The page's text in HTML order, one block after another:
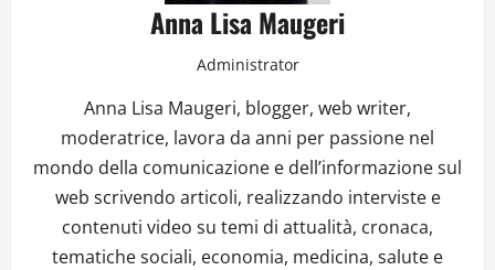
Anna Lisa Maugeri
Administrator
Anna Lisa Maugeri, blogger, web writer,
moderatrice, lavora da anni per passione nel
mondo della comunicazione e dell’informazione sul
web scrivendo articoli, realizzando interviste e
contenuti video su temi di attualità, cronaca,
tematiche sociali, economia, medicina, salute e